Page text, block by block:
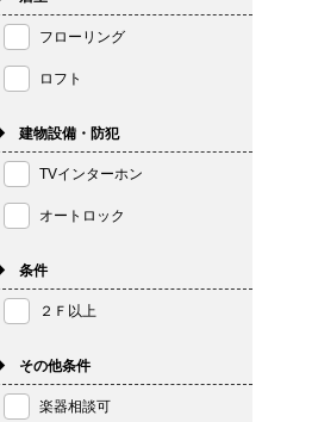
フローリング
ロフト
建物設備・防犯
TVインターホン
オートロック
条件
２Ｆ以上
その他条件
楽器相談可